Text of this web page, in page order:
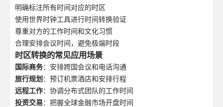
明确标注所有时间对应的时区
使用世界时钟工具进行时间转换验证
尊重对方的工作时间和文化习惯
合理安排会议时间，避免极端时段
时区转换的常见应用场景
国际商务：安排跨国会议和电话沟通
旅行规划 ：预订机票酒店和安排行程
远程工作：协调分布式团队的工作时间
投资交易：把握全球金融市场开盘时间